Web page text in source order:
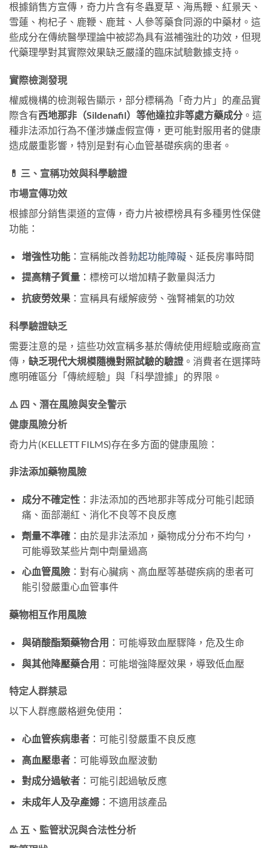
根據銷售方宣傳，奇力片含有冬蟲夏草、海馬鞭、紅景天、
雪蓮、枸杞子、鹿鞭、鹿茸、人參等藥食同源的中藥材。這
些成分在傳統醫學理論中被認為具有滋補強壯的功效，但現
代藥理學對其實際效果缺乏嚴謹的臨床試驗數據支持。
實際檢測發現
權威機構的檢測報告顯示，部分標稱為「奇力片」的產品實
際含有西地那非（Sildenafil）等他達拉非等處方藥成分 。這
種非法添加行為不僅涉嫌虛假宣傳，更可能對服用者的健康
造成嚴重影響，特別是對有心血管基礎疾病的患者。
💊 三、宣稱功效與科學驗證
市場宣傳功效
根據部分銷售渠道的宣傳，奇力片被標榜具有多種男性保健
功能：
增強性功能：宣稱能改善勃起功能障礙、延長房事時間
提高精子質量：標榜可以增加精子數量與活力
抗疲勞效果：宣稱具有緩解疲勞、強腎補氣的功效
科學驗證缺乏
需要注意的是，這些功效宣稱多基於傳統使用經驗或廠商宣
傳， 缺乏現代大規模隨機對照試驗的驗證 。消費者在選擇時
應明確區分「傳統經驗」與「科學證據」的界限。
⚠️ 四、潛在風險與安全警示
健康風險分析
奇力片(KELLETT FILMS)存在多方面的健康風險：
非法添加藥物風險
成分不確定性：非法添加的西地那非等成分可能引起頭
痛、面部潮紅、消化不良等不良反應
劑量不準確：由於是非法添加，藥物成分分布不均勻，
可能導致某些片劑中劑量過高
心血管風險：對有心臟病、高血壓等基礎疾病的患者可
能引發嚴重心血管事件
藥物相互作用風險
與硝酸酯類藥物合用 ：可能導致血壓驟降，危及生命
與其他降壓藥合用 ：可能增強降壓效果，導致低血壓
特定人群禁忌
以下人群應嚴格避免使用：
心血管疾病患者：可能引發嚴重不良反應
高血壓患者：可能導致血壓波動
對成分過敏者：可能引起過敏反應
未成年人及孕產婦：不適用該產品
⚠️ 五、監管狀況與合法性分析